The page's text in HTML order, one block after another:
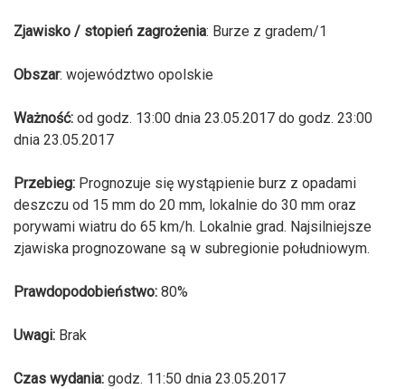
Zjawisko / stopień zagrożenia: Burze z gradem/1
Obszar: województwo opolskie
Ważność: od godz. 13:00 dnia 23.05.2017 do godz. 23:00
dnia 23.05.2017
Przebieg: Prognozuje się wystąpienie burz z opadami
deszczu od 15 mm do 20 mm, lokalnie do 30 mm oraz
porywami wiatru do 65 km/h. Lokalnie grad. Najsilniejsze
zjawiska prognozowane są w subregionie południowym.
Prawdopodobieństwo: 80%
Uwagi: Brak
Czas wydania: godz. 11:50 dnia 23.05.2017